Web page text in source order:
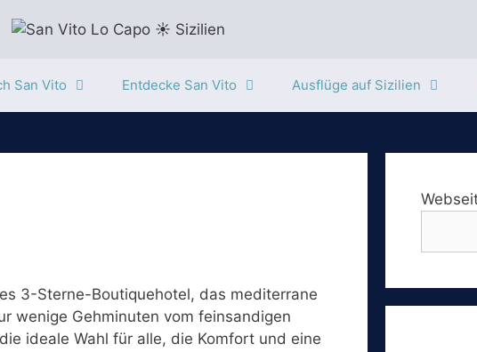
San Vito Entdecke San Vito Ausflüge auf Sizilien
3-Sterne-Boutiquehotel, das mediterrane
wenige Gehminuten vom feinsandigen
ideale Wahl für alle, die Komfort und eine